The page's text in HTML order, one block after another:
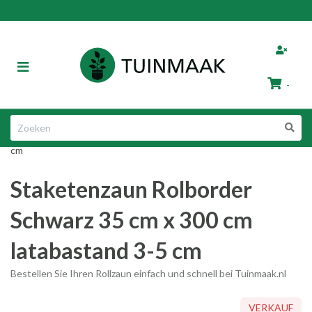
(Gartenzaun)
(Gartenartikel)
Navigation
-
Einkaufswagen
Ihr Warenkorb ist leer.
Füllen Sie es mit Produkten.
Staketenzaun Rolborder Schwarz 35 cm x 300 cm latabastand 3-5
cm
Staketenzaun Rolborder
Schwarz 35 cm x 300 cm
latabastand 3-5 cm
Bestellen Sie Ihren Rollzaun einfach und schnell bei Tuinmaak.nl
VERKAUF
VERKAUF
VERKAUF
VERKAUF